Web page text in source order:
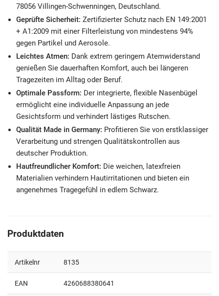
78056 Villingen-Schwenningen, Deutschland.
Geprüfte Sicherheit: Zertifizierter Schutz nach EN 149:2001
+ A1:2009 mit einer Filterleistung von mindestens 94%
gegen Partikel und Aerosole.
Leichtes Atmen: Dank extrem geringem Atemwiderstand
genießen Sie dauerhaften Komfort, auch bei längeren
Tragezeiten im Alltag oder Beruf.
Optimale Passform: Der integrierte, flexible Nasenbügel
ermöglicht eine individuelle Anpassung an jede
Gesichtsform und verhindert lästiges Rutschen.
Qualität Made in Germany: Profitieren Sie von erstklassiger
Verarbeitung und strengen Qualitätskontrollen aus
deutscher Produktion.
Hautfreundlicher Komfort: Die weichen, latexfreien
Materialien verhindern Hautirritationen und bieten ein
angenehmes Tragegefühl in edlem Schwarz.
Produktdaten
Artikelnr 8135
EAN 4260688380641